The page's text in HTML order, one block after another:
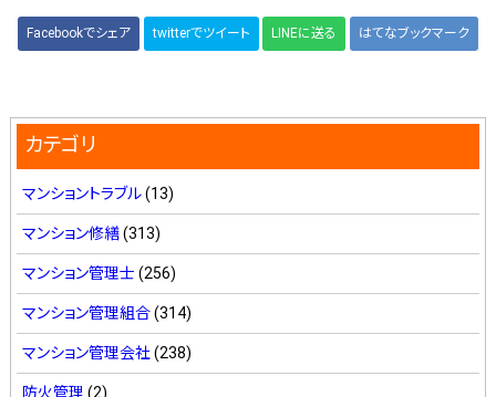
Facebookでシェア twitterでツイート LINEに送る はてなブックマーク
カテゴリ
マンショントラブル(13)
マンション修繕(313)
マンション管理士 (256)
マンション管理組合(314)
マンション管理会社 (238)
防火管理 (2)